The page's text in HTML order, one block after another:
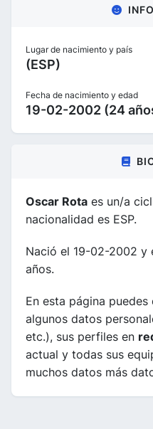
Lugar de nacimiento y país
(ESP)
Fecha de nacimiento y edad
19-02-2002 (24
Oscar Rota es un/a
nacionalidad es ESP.
Nació el 19-02-2002 y
años.
En esta página puedes
algunos datos
etc.), sus perfiles en
actual y todas sus
muchos datos más